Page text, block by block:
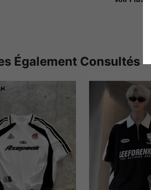
Également Consultés